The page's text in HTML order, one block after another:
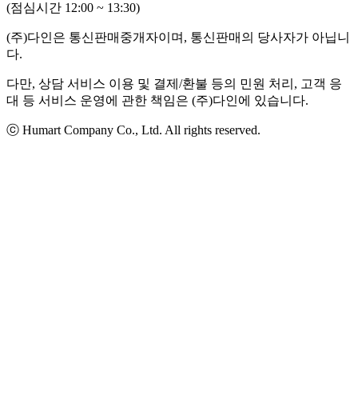
(점심시간 12:00 ~ 13:30)
(주)다인은 통신판매중개자이며, 통신판매의 당사자가 아닙니
다.
다만, 상담 서비스 이용 및 결제/환불 등의 민원 처리, 고객 응
대 등 서비스 운영에 관한 책임은 (주)다인에 있습니다.
ⓒ Humart Company Co., Ltd. All rights reserved.